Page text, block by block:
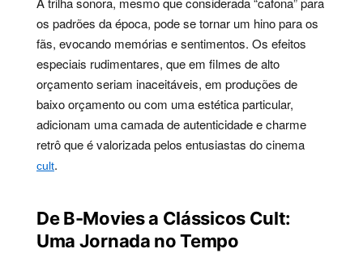
os padrões da época, pode se tornar um hino para os
fãs, evocando memórias e sentimentos. Os efeitos
especiais rudimentares, que em filmes de alto
orçamento seriam inaceitáveis, em produções de
baixo orçamento ou com uma estética particular,
adicionam uma camada de autenticidade e charme
retrô que é valorizada pelos entusiastas do cinema
cult.
De B-Movies a Clássicos Cult:
Uma Jornada no Tempo